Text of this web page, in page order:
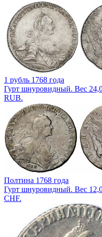
1 рубль 1768 года
Гурт шнуровидный. Вес
RUB.
Полтина 1768 года
Гурт шнуровидный. Вес
CHF.